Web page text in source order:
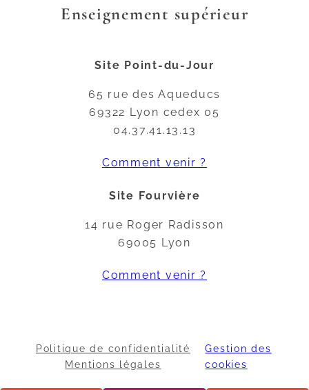
Enseignement supérieur
Site Point-du-Jour
65 rue des Aqueducs
69322 Lyon cedex 05
04.37.41.13.13
Comment venir ?
Site Fourvière
14 rue Roger Radisson
69005 Lyon
Comment venir ?
Politique de confidentialité
Mentions légales
Gestion des
cookies